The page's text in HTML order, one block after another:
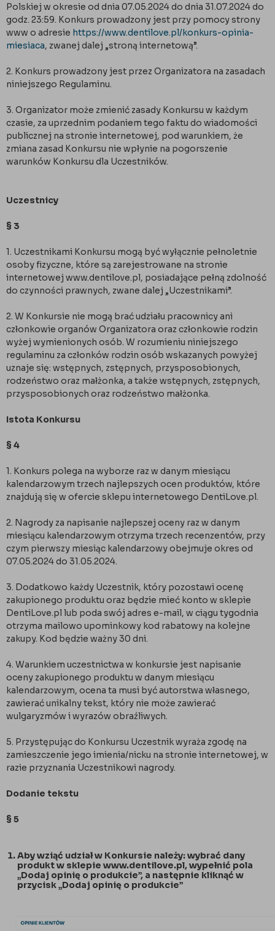
Polskiej w okresie od dnia 07.05.2024 do dnia 31.07.2024 do
godz. 23:59. Konkurs prowadzony jest przy pomocy strony
www o adresie https://www.dentilove.pl/konkurs-opinia-
miesiaca, zwanej dalej „stroną internetową”.
2. Konkurs prowadzony jest przez Organizatora na zasadach
niniejszego Regulaminu.
3. Organizator może zmienić zasady Konkursu w każdym
czasie, za uprzednim podaniem tego faktu do wiadomości
publicznej na stronie internetowej, pod warunkiem, że
zmiana zasad Konkursu nie wpłynie na pogorszenie
warunków Konkursu dla Uczestników.
Uczestnicy
§ 3
1. Uczestnikami Konkursu mogą być wyłącznie pełnoletnie
osoby fizyczne, które są zarejestrowane na stronie
internetowej www.dentilove.pl, posiadające pełną zdolność
do czynności prawnych, zwane dalej „Uczestnikami”.
2. W Konkursie nie mogą brać udziału pracownicy ani
członkowie organów Organizatora oraz członkowie rodzin
wyżej wymienionych osób. W rozumieniu niniejszego
regulaminu za członków rodzin osób wskazanych powyżej
uznaje się: wstępnych, zstępnych, przysposobionych,
rodzeństwo oraz małżonka, a także wstępnych, zstępnych,
przysposobionych oraz rodzeństwo małżonka.
Istota Konkursu
§ 4
1. Konkurs polega na wyborze raz w danym miesiącu
kalendarzowym trzech najlepszych ocen produktów, które
znajdują się w ofercie sklepu internetowego DentiLove.pl.
2. Nagrody za napisanie najlepszej oceny raz w danym
miesiącu kalendarzowym otrzyma trzech recenzentów, przy
czym pierwszy miesiąc kalendarzowy obejmuje okres od
07.05.2024 do 31.05.2024.
3. Dodatkowo każdy Uczestnik, który pozostawi ocenę
zakupionego produktu oraz będzie mieć konto w sklepie
DentiLove.pl lub poda swój adres e-mail, w ciągu tygodnia
otrzyma mailowo upominkowy kod rabatowy na kolejne
zakupy. Kod będzie ważny 30 dni.
4. Warunkiem uczestnictwa w konkursie jest napisanie
oceny zakupionego produktu w danym miesiącu
kalendarzowym, ocena ta musi być autorstwa własnego,
zawierać unikalny tekst, który nie może zawierać
wulgaryzmów i wyrazów obraźliwych.
5. Przystępując do Konkursu Uczestnik wyraża zgodę na
zamieszczenie jego imienia/nicku na stronie internetowej, w
razie przyznania Uczestnikowi nagrody.
Dodanie tekstu
§ 5
Aby wziąć udział w Konkursie należy: wybrać dany
produkt w sklepie www.dentilove.pl, wypełnić pola
„Dodaj opinię o produkcie”, a następnie kliknąć w
przycisk „Dodaj opinię o produkcie”